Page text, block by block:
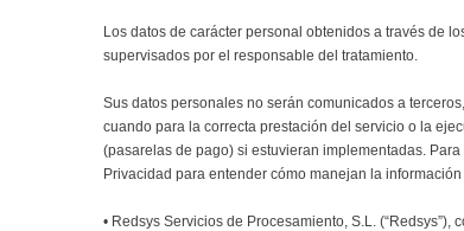
Los datos de carácter personal obtenidos a través de
supervisados por el responsable del tratamiento.
Sus datos personales no serán comunicados a
cuando para la correcta prestación del servicio o la
(pasarelas de pago) si estuvieran implementadas.
Privacidad para entender cómo manejan la
• Redsys Servicios de Procesamiento, S.L.